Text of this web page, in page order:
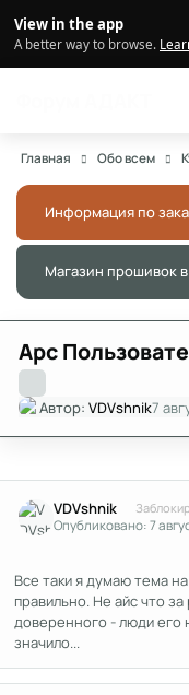
View in the app
A better way to browse.
Главная Обо всем
Информация по
Магазин прошивок
Арс
Автор:VDVshnik7
VDVshnik
Опубликовано:7
Все таки я думаю тема
правильно. Не айс что
доверенного - люди его
значило...